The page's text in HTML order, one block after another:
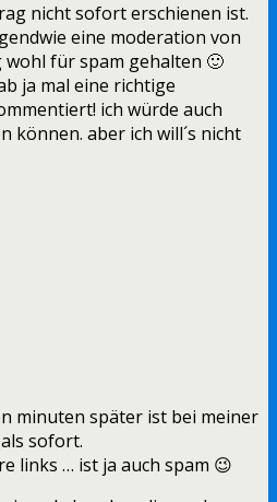
nicht sofort erschienen ist.
eine moderation von
für spam gehalten 🙂
ja mal eine richtige
ich würde auch
können. aber ich will´s nicht
minuten später ist bei meiner
sofort.
links … ist ja auch spam 😉